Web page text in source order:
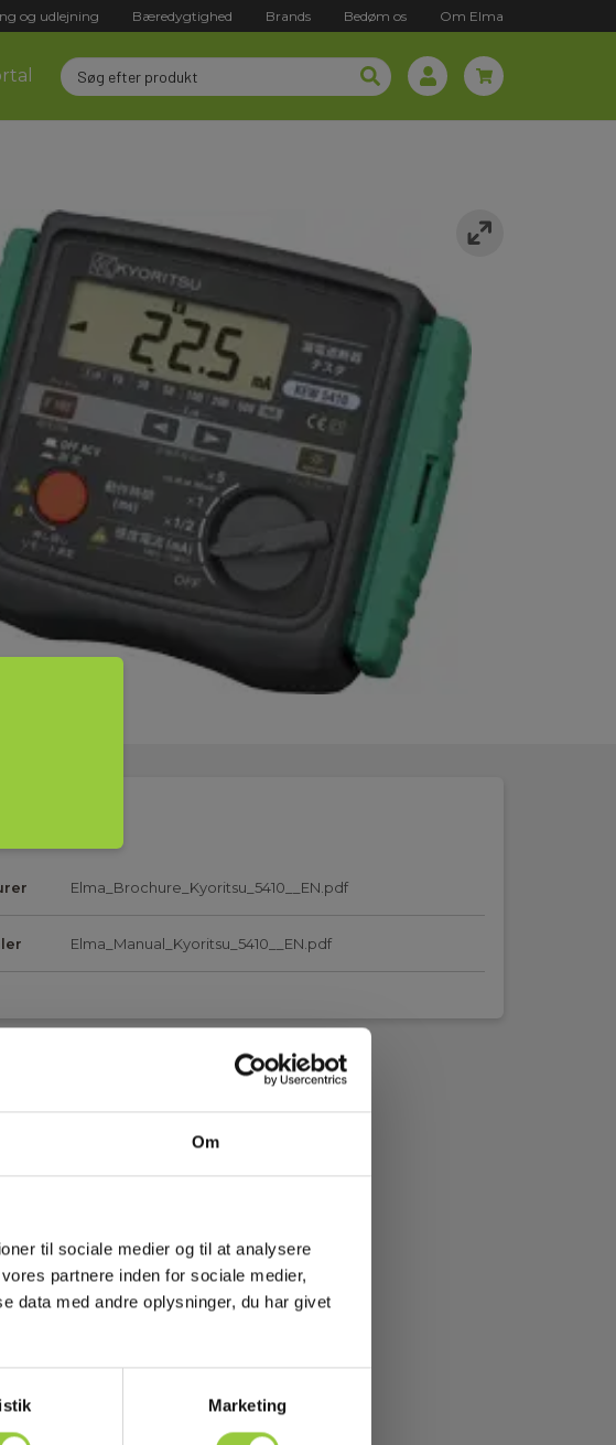
Om
til sociale medier og til at analysere
partnere inden for sociale medier,
data med andre oplysninger, du har givet
Marketing
og udlejning Bæredygtighed Brands Bedøm os Om Elma
Elma_Brochure_Kyoritsu_5410__EN.pdf
Elma_Manual_Kyoritsu_5410__EN.pdf